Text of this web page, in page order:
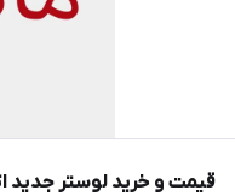
قیمت و خرید لوستر جدید